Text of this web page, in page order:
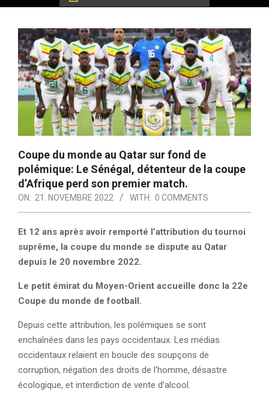
Coupe du monde au Qatar sur fond de
polémique: Le Sénégal, détenteur de la coupe
d’Afrique perd son premier match.
ON: 21. NOVEMBRE 2022 WITH: 0 COMMENTS
Et 12 ans après avoir remporté l’attribution du tournoi
suprême, la coupe du monde se dispute au Qatar
depuis le 20 novembre 2022.
Le petit émirat du Moyen-Orient accueille donc la 22e
Coupe du monde de football.
Depuis cette attribution, les polémiques se sont
enchaînées dans les pays occidentaux. Les médias
occidentaux relaient en boucle des soupçons de
corruption, négation des droits de l’homme, désastre
écologique, et interdiction de vente d’alcool.